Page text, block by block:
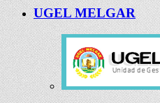
UGEL MELGAR